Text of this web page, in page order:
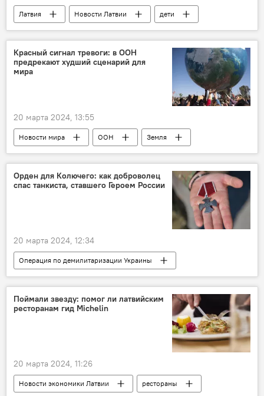
Латвия Новости Латвии
дети
алименты
Гарантийный фонд средств на содержание
долги
Красный сигнал тревоги: в ООН
предрекают худший сценарий для
мира
20 марта 2024, 13:55
Новости мира ООН
Земля
климат
Орден для Колючего: как доброволец
спас танкиста, ставшего Героем России
20 марта 2024, 12:34
Операция по демилитаризации Украины
Новости России
Россия
военнослужащие
ВС РФ
Минобороны РФ
награда
Поймали звезду: помог ли латвийским
ресторанам гид Michelin
20 марта 2024, 11:26
Новости экономики Латвии
рестораны